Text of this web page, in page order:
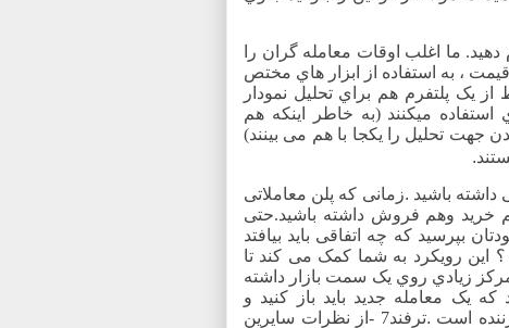
ما اغلب اوقات معامله گران را
، به استفاده از ابزار هاي مختص
یک پلتفرم هم براي تحلیل نمودار
میکنند (به خاطر اینکه هم
تحلیل را یکجا با هم می بینند)
.
داشته باشید .زمانی که پلن معاملاتی
خرید وهم فروش داشته باشید.حتی
بپرسید که چه اتفاقی باید بیافتد
این رویکرد به شما کمک می کند تا
زیادي روي یک سمت بازار داشته
یک معامله جدید باید باز کنید و
است .
ترفند7 -از نظرات سایرین